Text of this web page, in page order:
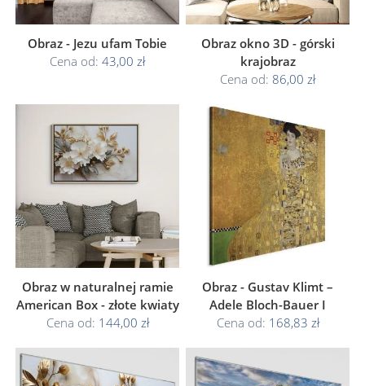
Obraz - Jezu ufam Tobie
Cena od: 43,00 zł
Obraz okno 3D - górski
krajobraz
Cena od: 86,00 zł
Obraz w naturalnej ramie
American Box - złote kwiaty
Cena od: 144,00 zł
Obraz - Gustav Klimt –
Adele Bloch-Bauer I
Cena od: 168,83 zł